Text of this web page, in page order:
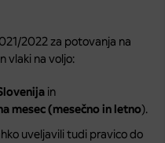
2022 za potovanja na
vlaki na voljo:
in
mesec (mesečno in letno).
uveljavili tudi pravico do